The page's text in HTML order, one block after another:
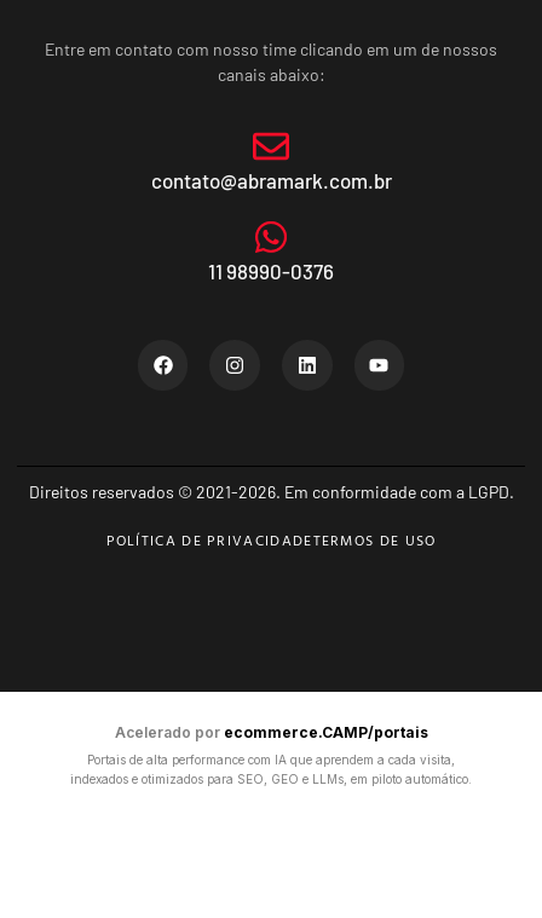
Entre em contato com nosso time clicando em um de nossos
canais abaixo:
contato@abramark.com.br
11 98990-0376
Direitos reservados © 2021-2026. Em conformidade com a LGPD.
POLÍTICA DE PRIVACIDADETERMOS DE USO
Acelerado por ecommerce.CAMP/portais
Portais de alta performance com IA que aprendem a cada visita,
indexados e otimizados para SEO, GEO e LLMs, em piloto automático.